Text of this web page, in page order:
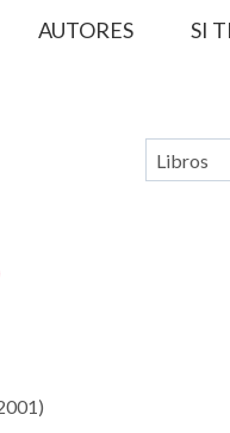
AUTORES SI